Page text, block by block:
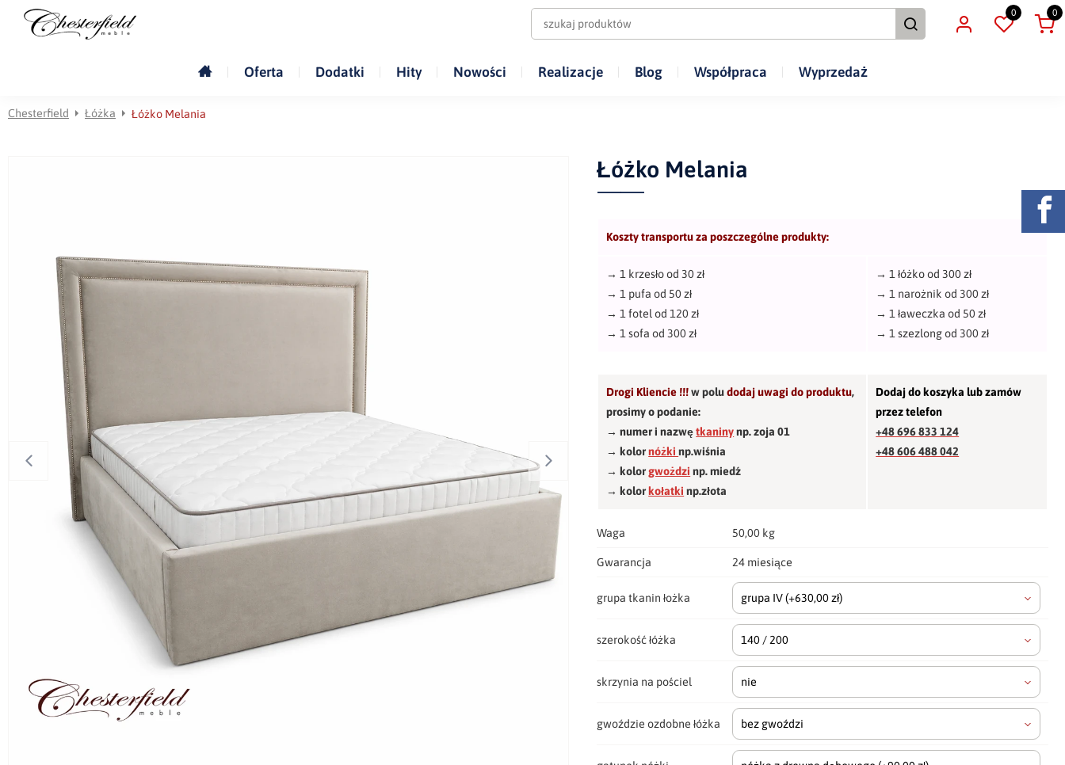
0 0
Oferta Dodatki Hity Nowości Realizacje Blog Współpraca Wyprzedaż
Chesterfield Łóżka Łóżko Melania
Łóżko Melania
Koszty transportu za poszczególne produkty:
→1 krzesło od 30 zł
→1 pufa od 50 zł
→ 1 fotel od 120 zł
→1 sofa od 300 zł
→1 łóżko od 300 zł
→1 narożnik od 300 zł
→1 ławeczka od 50 zł
→1 szezlong od 300 zł
Drogi Kliencie !!!w poludodaj uwagi do produktu,
prosimy o podanie:
→ numer i nazwętkaninynp. zoja 01
→ kolornóżkinp.wiśnia
→ kolorgwożdzi np. miedź
→ kolorkołatki np.złota
Dodaj do koszyka lub zamów
przez telefon
+48 696 833 124
+48 606 488 042
Waga 50,00 kg
Gwarancja 24 miesiące
grupa tkanin łożka grupa IV(+630,00 zł)
szerokość łóżka 140 / 200
skrzynia na pościel nie
gwoździe ozdobne łóżka bez gwoździ